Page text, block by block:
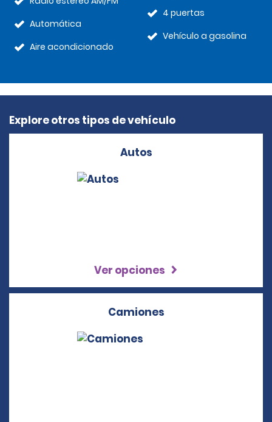
Automática
Aire acondicionado
4 puertas
Vehículo a gasolina
Explore otros tipos de vehículo
Autos
Ver opciones
Camiones